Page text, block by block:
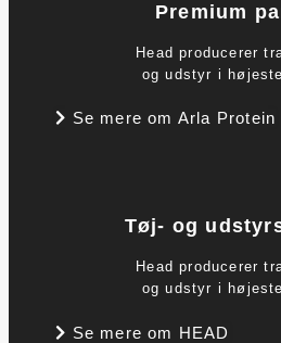
Premium
Head producerer
og udstyr i
Se mere om Arla Protein
Tøj- og
Head producerer
og udstyr i
Se mere om HEAD